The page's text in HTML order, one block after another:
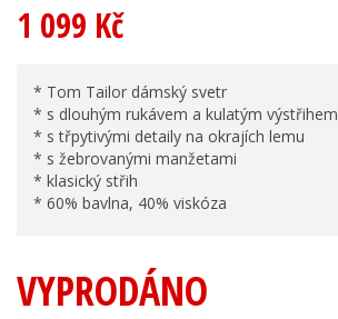
1 099 Kč
* Tom Tailor dámský svetr
* s dlouhým rukávem a kulatým výstřihem
* s třpytivými detaily na okrajích lemu
* s žebrovanými manžetami
* klasický střih
* 60% bavlna, 40% viskóza
VYPRODÁNO